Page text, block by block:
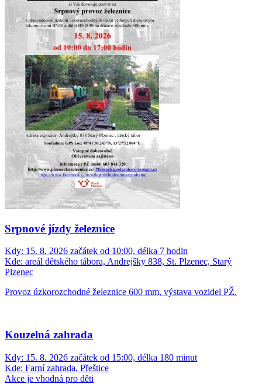
Srpnové jízdy železnice
Kdy: 15. 8. 2026 začátek od 10:00, délka 7 hodin
Kde: areál dětského tábora, Andrejšky 838, St. Plzenec, Starý
Plzenec
Provoz úzkorozchodné železnice 600 mm, výstava vozidel PŽ.
Kouzelná zahrada
Kdy: 15. 8. 2026 začátek od 15:00, délka 180 minut
Kde: Farní zahrada, Přeštice
Akce je vhodná pro děti